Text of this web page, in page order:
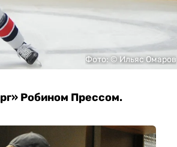
Фото: ©️ Ильяс Омаров
Робином Прессом.